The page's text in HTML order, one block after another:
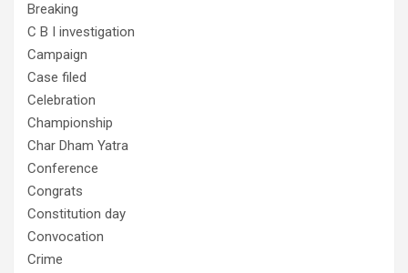
Breaking
C B I investigation
Campaign
Case filed
Celebration
Championship
Char Dham Yatra
Conference
Congrats
Constitution day
Convocation
Crime